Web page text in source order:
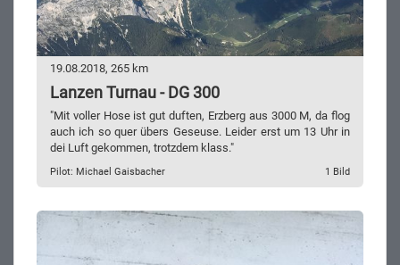
19.08.2018, 265 km
Lanzen Turnau - DG 300
"Mit voller Hose ist gut duften, Erzberg aus 3000 M, da flog
auch ich so quer übers Geseuse. Leider erst um 13 Uhr in
dei Luft gekommen, trotzdem klass."
Pilot: Michael Gaisbacher 1 Bild